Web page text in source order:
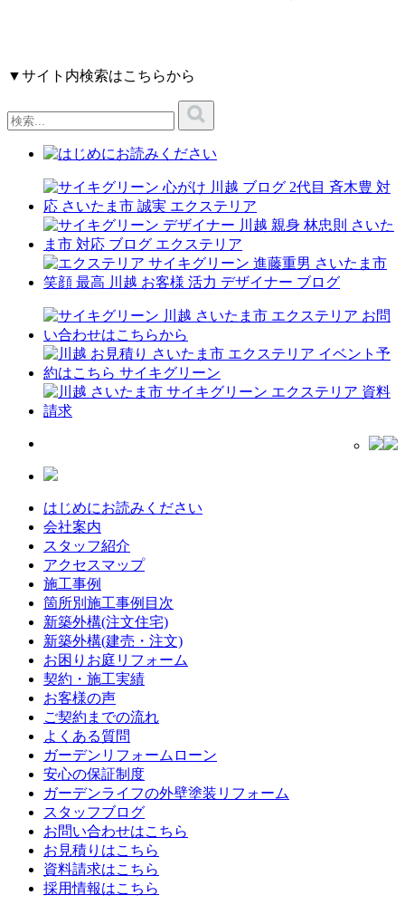
▼サイト内検索はこちらから
はじめにお読みください
会社案内
スタッフ紹介
アクセスマップ
施工事例
箇所別施工事例目次
新築外構(注文住宅)
新築外構(建売・注文)
お困りお庭リフォーム
契約・施工実績
お客様の声
ご契約までの流れ
よくある質問
ガーデンリフォームローン
安心の保証制度
ガーデンライフの外壁塗装リフォーム
スタッフブログ
お問い合わせはこちら
お見積りはこちら
資料請求はこちら
採用情報はこちら